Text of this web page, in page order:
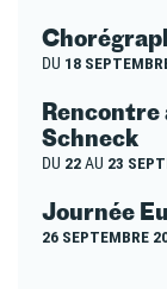
DU 18
Rencontre
Schneck
DU 22AU 23
Journée
26 SEPTEMBRE